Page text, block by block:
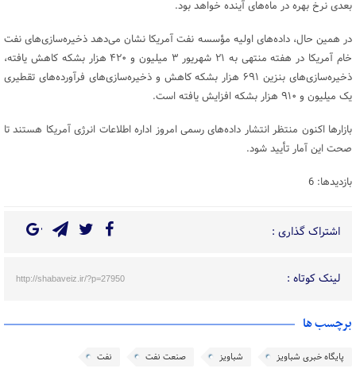
بعدی نرخ بهره در ماه‌های آینده خواهد بود.
در همین حال، داده‌های اولیه مؤسسه نفت آمریکا نشان می‌دهد ذخیره‌سازی‌های نفت
خام آمریکا در هفته منتهی به ۲۱ شهریور ۳ میلیون و ۴۲۰ هزار بشکه کاهش یافته،
ذخیره‌سازی‌های بنزین ۶۹۱ هزار بشکه کاهش و ذخیره‌سازی‌های فرآورده‌های تقطیری
یک میلیون و ۹۱۰ هزار بشکه افزایش یافته است.
بازارها اکنون منتظر انتشار داده‌های رسمی امروز اداره اطلاعات انرژی آمریکا هستند تا
صحت این آمار تأیید شود.
بازدیدها: 6
اشتراک گذاری :
لینک کوتاه : http://shabaveiz.ir/?p=27950
برچسب ها
پایگاه خبری شباویز شباویز صنعت نفت نفت